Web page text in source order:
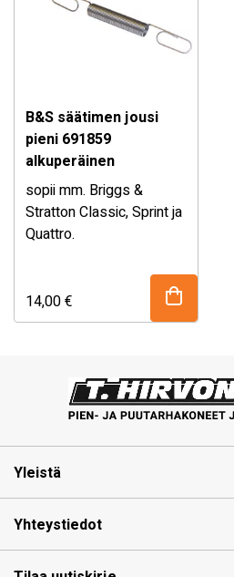
B&S säätimen jousi
pieni 691859
alkuperäinen
sopii mm. Briggs &
Stratton Classic, Sprint ja
Quattro.
14,00€
Yleistä
Yhteystiedot